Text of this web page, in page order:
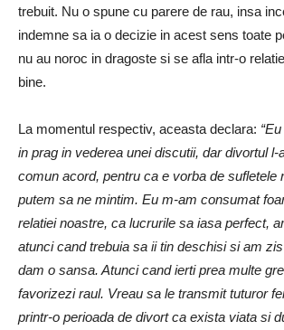
trebuit. Nu o spune cu parere de rau, insa
indemne sa ia o decizie in acest sens toate
nu au noroc in dragoste si se afla intr-o
bine.
La momentul respectiv, aceasta declara:
in prag in vederea unei discutii, dar divortul l-
comun acord, pentru ca e vorba de sufletele
putem sa ne mintim. Eu m-am consumat
relatiei noastre, ca lucrurile sa iasa perfect,
atunci cand trebuia sa ii tin deschisi si am
dam o sansa. Atunci cand ierti prea multe
favorizezi raul. Vreau sa le transmit tuturor
printr-o perioada de divort ca exista viata si